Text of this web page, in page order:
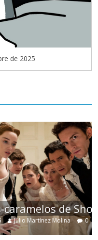
de 2025
de Shondaland
0